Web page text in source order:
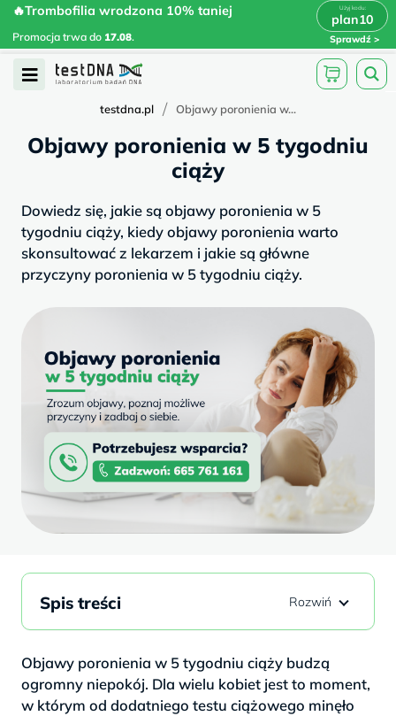
Skip
content
🔥Trombofilia wrodzona 10% taniej
Promocja trwa do 17.08.
plan10
Sprawdź
🔥Trombofilia wrodzona 10% taniej
plan10 x
Open
testdna.pl / Objawy poronienia w...
Objawy poronienia w 5 tygodniu
ciąży
Dowiedz się, jakie są objawy poronienia w 5
tygodniu ciąży, kiedy objawy poronienia warto
skonsultować z lekarzem i jakie są główne
przyczyny poronienia w 5 tygodniu ciąży.
Objawy poronienia w 5 tygodniu ciąży budzą
ogromny niepokój. Dla wielu kobiet jest to moment,
w którym od dodatniego testu ciążowego minęło
Spis treści